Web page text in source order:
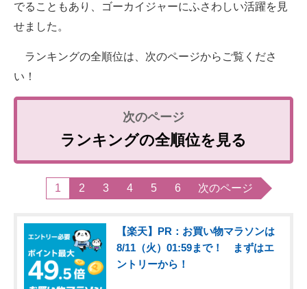
でることもあり、ゴーカイジャーにふさわしい活躍を見
せました。
ランキングの全順位は、次のページからご覧くださ
い！
ランキングの全順位を見る
1 2 3 4 5 6 次のページ
【楽天】PR：お買い物マラソンは
8/11（火）01:59まで！ まずはエ
ントリーから！